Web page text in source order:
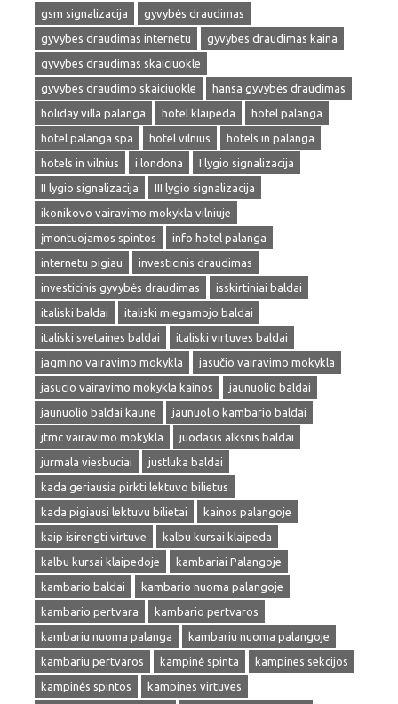
gsm signalizacija
gyvybės draudimas
gyvybes draudimas internetu
gyvybes draudimas kaina
gyvybes draudimas skaiciuokle
gyvybes draudimo skaiciuokle
hansa gyvybės draudimas
holiday villa palanga
hotel klaipeda
hotel palanga
hotel palanga spa
hotel vilnius
hotels in palanga
hotels in vilnius
i londona
I lygio signalizacija
II lygio signalizacija
III lygio signalizacija
ikonikovo vairavimo mokykla vilniuje
įmontuojamos spintos
info hotel palanga
internetu pigiau
investicinis draudimas
investicinis gyvybės draudimas
isskirtiniai baldai
italiski baldai
italiski miegamojo baldai
italiski svetaines baldai
italiski virtuves baldai
jagmino vairavimo mokykla
jasučio vairavimo mokykla
jasucio vairavimo mokykla kainos
jaunuolio baldai
jaunuolio baldai kaune
jaunuolio kambario baldai
jtmc vairavimo mokykla
juodasis alksnis baldai
jurmala viesbuciai
justluka baldai
kada geriausia pirkti lektuvo bilietus
kada pigiausi lektuvu bilietai
kainos palangoje
kaip isirengti virtuve
kalbu kursai klaipeda
kalbu kursai klaipedoje
kambariai Palangoje
kambario baldai
kambario nuoma palangoje
kambario pertvara
kambario pertvaros
kambariu nuoma palanga
kambariu nuoma palangoje
kambariu pertvaros
kampinė spinta
kampines sekcijos
kampinės spintos
kampines virtuves